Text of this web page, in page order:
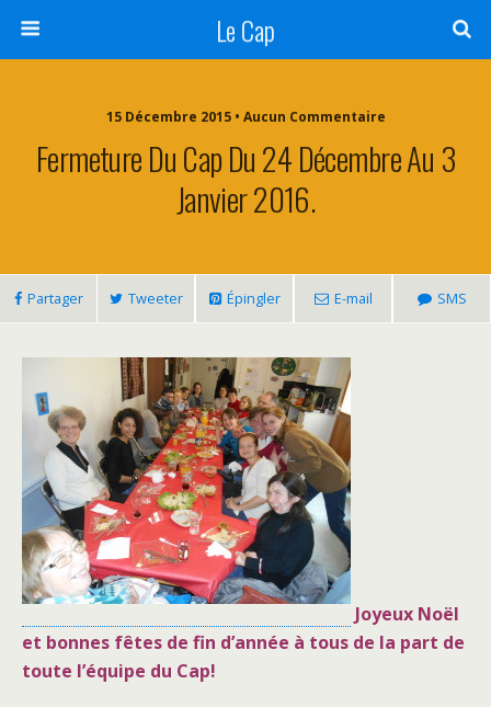
Le Cap
15 Décembre 2015 • Aucun Commentaire
Fermeture Du Cap Du 24 Décembre Au 3
Janvier 2016.
Partager Tweeter Épingler E-mail SMS
Joyeux Noël
et bonnes fêtes de fin d’année à tous de la part de
toute l’équipe du Cap!